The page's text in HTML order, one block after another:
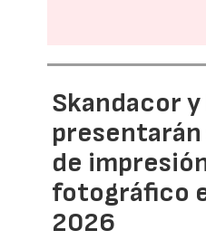
Skandacor
de
fotográfico
2026